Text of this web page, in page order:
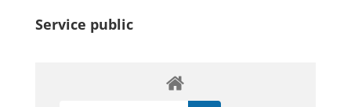
Service public